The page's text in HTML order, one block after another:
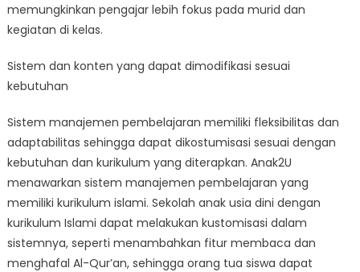
memungkinkan pengajar lebih fokus pada murid dan
kegiatan di kelas.
Sistem dan konten yang dapat dimodifikasi sesuai
kebutuhan
Sistem manajemen pembelajaran memiliki fleksibilitas dan
adaptabilitas sehingga dapat dikostumisasi sesuai dengan
kebutuhan dan kurikulum yang diterapkan. Anak2U
menawarkan sistem manajemen pembelajaran yang
memiliki kurikulum islami. Sekolah anak usia dini dengan
kurikulum Islami dapat melakukan kustomisasi dalam
sistemnya, seperti menambahkan fitur membaca dan
menghafal Al-Qur’an, sehingga orang tua siswa dapat